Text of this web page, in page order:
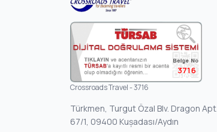
3716
Crossroads Travel - 3716
Türkmen, Turgut Özal Blv. Dragon Apt.
67/1, 09400 Kuşadası/Aydın